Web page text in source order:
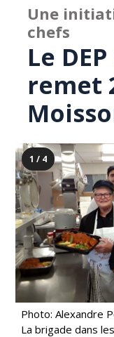
Une
chefs
Le
remet
1 / 4
Photo: Alexandre
La brigade dans